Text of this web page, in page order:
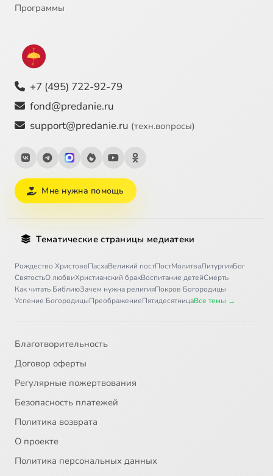
Программы
+7 (495) 722-92-79
fond@predanie.ru
support@predanie.ru (техн.вопросы)
Мне нужна помощь
Тематические страницы медиатеки
Рождество ХристовоПасхаВеликий постПостМолитваЛитургияБог
СвятостьО любвиХристианский бракВоспитание детейСмерть
Как читать БиблиюЗачем нужна религияПокров Богородицы
Успение БогородицыПреображениеПятидесятницаВсе темы →
Благотворительность
Договор оферты
Регулярные пожертвования
Безопасность платежей
Политика возврата
О проекте
Политика персональных данных